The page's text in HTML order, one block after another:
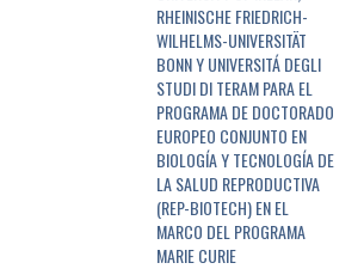
RHEINISCHE FRIEDRICH-
WILHELMS-UNIVERSITÄT
BONN Y UNIVERSITÁ DEGLI
STUDI DI TERAM PARA EL
PROGRAMA DE DOCTORADO
EUROPEO CONJUNTO EN
BIOLOGÍA Y TECNOLOGÍA DE
LA SALUD REPRODUCTIVA
(REP-BIOTECH) EN EL
MARCO DEL PROGRAMA
MARIE CURIE